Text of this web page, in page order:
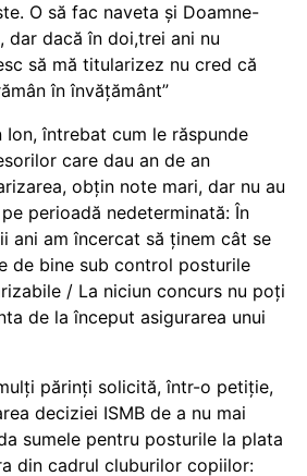
O să fac naveta și Doamne-
dar dacă în doi,trei ani nu
să mă titularizez nu cred că
în învățământ”
Ion, întrebat cum le răspunde
care dau an de an
obțin note mari, dar nu au
perioadă nedeterminată: În
ani am încercat să ținem cât se
de bine sub control posturile
/ La niciun concurs nu poți
de la început asigurarea unui
părinți solicită, într-o petiție,
deciziei ISMB de a nu mai
sumele pentru posturile la plata
din cadrul cluburilor copiilor: